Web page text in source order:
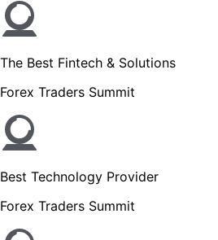
The Best Fintech & Solutions
Forex Traders Summit
Best Technology Provider
Forex Traders Summit